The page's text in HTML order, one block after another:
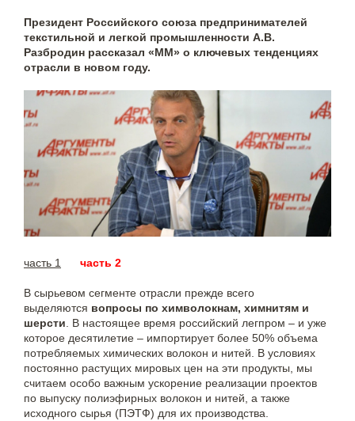
Президент Российского союза предпринимателей
текстильной и легкой промышленности А.В.
Разбродин рассказал «ММ» о ключевых тенденциях
отрасли в новом году.
часть 1 часть 2
В сырьевом сегменте отрасли прежде всего
выделяются вопросы по химволокнам, химнитям и
шерсти. В настоящее время российский легпром – и уже
которое десятилетие – импортирует более 50% объема
потребляемых химических волокон и нитей. В условиях
постоянно растущих мировых цен на эти продукты, мы
считаем особо важным ускорение реализации проектов
по выпуску полиэфирных волокон и нитей, а также
исходного сырья (ПЭТФ) для их производства.